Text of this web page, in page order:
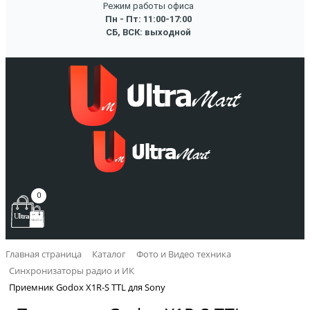
Режим работы офиса
Пн - Пт: 11:00-17:00
СБ, ВСК: выходной
0
Главная страница Каталог
Фото и Видео техника
Синхронизаторы радио и ИК
Приемник Godox X1R-S TTL для Sony